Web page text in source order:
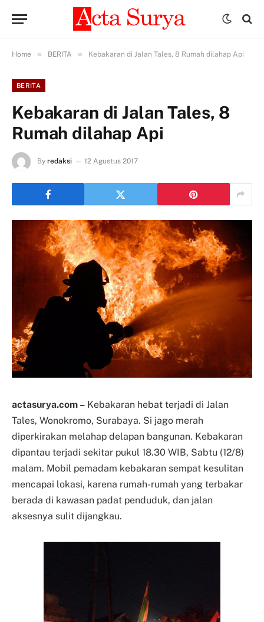
Home » BERITA » Kebakaran di Jalan Tales, 8 Rumah dilahap Api
BERITA
Kebakaran di Jalan Tales, 8
Rumah dilahap Api
By redaksi 12 Agustus 2017
actasurya.com – Kebakaran hebat terjadi di Jalan
Tales, Wonokromo, Surabaya. Si jago merah
diperkirakan melahap delapan bangunan. Kebakaran
dipantau terjadi sekitar pukul 18.30 WIB, Sabtu (12/8)
malam. Mobil pemadam kebakaran sempat kesulitan
mencapai lokasi, karena rumah-rumah yang terbakar
berada di kawasan padat penduduk, dan jalan
aksesnya sulit dijangkau.